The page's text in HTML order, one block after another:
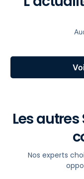
Les autres
Nos experts